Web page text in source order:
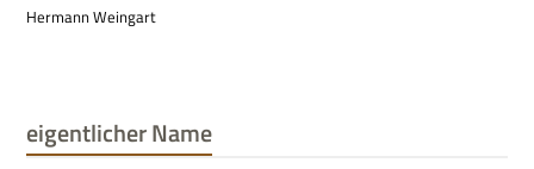
Hermann Weingart
eigentlicher Name